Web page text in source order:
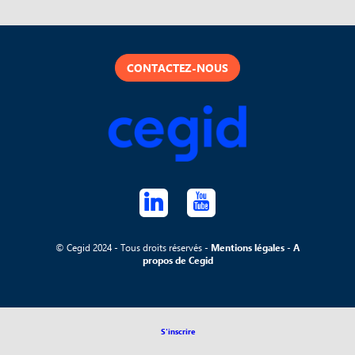
CONTACTEZ-NOUS
© Cegid 2024 - Tous droits réservés - Mentions légales- A
propos de Cegid
S'inscrire